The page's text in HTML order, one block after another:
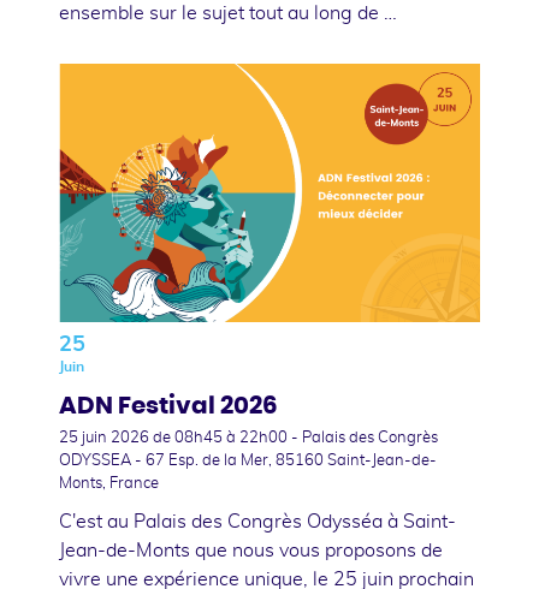
ensemble sur le sujet tout au long de …
25
Juin
ADN Festival 2026
25 juin 2026 de 08h45 à 22h00 - Palais des Congrès
ODYSSEA - 67 Esp. de la Mer, 85160 Saint-Jean-de-
Monts, France
C'est au Palais des Congrès Odysséa à Saint-
Jean-de-Monts que nous vous proposons de
vivre une expérience unique, le 25 juin prochain